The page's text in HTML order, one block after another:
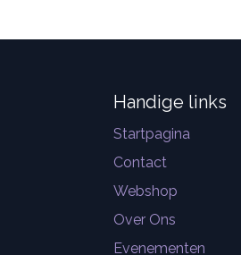
Handige links
Startpagina
Contact
Webshop
Over Ons
Evenementen